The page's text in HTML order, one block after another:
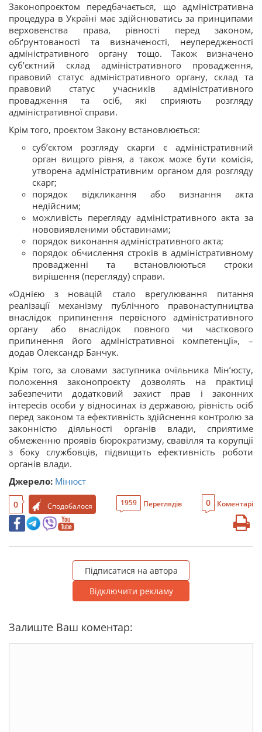
Законопроєктом передбачається, що адміністративна
процедура в Україні має здійснюватись за принципами
верховенства права, рівності перед законом,
обґрунтованості та визначеності, неупередженості
адміністративного органу тощо. Також визначено
суб’єктний склад адміністративного провадження,
правовий статус адміністративного органу, склад та
правовий статус учасників адміністративного
провадження та осіб, які сприяють розгляду
адміністративної справи.
Крім того, проєктом Закону встановлюється:
суб’єктом розгляду скарги є адміністративний
орган вищого рівня, а також може бути комісія,
утворена адміністративним органом для розгляду
скарг;
порядок відкликання або визнання акта
недійсним;
можливість перегляду адміністративного акта за
нововиявленими обставинами;
порядок виконання адміністративного акта;
порядок обчислення строків в адміністративному
провадженні та встановлюються строки
вирішення (перегляду) справи.
«Однією з новацій стало врегулювання питання
реалізації механізму публічного правонаступництва
внаслідок припинення первісного адміністративного
органу або внаслідок повного чи часткового
припинення його адміністративної компетенції», –
додав Олександр Банчук.
Крім того, за словами заступника очільника Мін’юсту,
положення законопроєкту дозволять на практиці
забезпечити додатковий захист прав і законних
інтересів особи у відносинах із державою, рівність осіб
перед законом та ефективність здійснення контролю за
законністю діяльності органів влади, сприятиме
обмеженню проявів бюрократизму, свавілля та корупції
з боку службовців, підвищить ефективність роботи
органів влади.
Джерело: Мінюст
0 Сподобалося 1959 Переглядів 0 Коментарі
Підписатися на автора
Відключити рекламу
Залиште Ваш коментар: